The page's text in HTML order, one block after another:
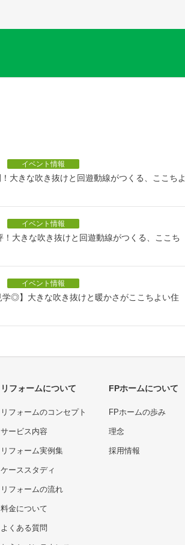
イベント情報
！大きな吹き抜けと回遊動線がつくる、ここちよ
イベント情報
！大きな吹き抜けと回遊動線がつくる、ここち
イベント情報
学◎】大きな吹き抜けと暖かさがここちよい住
リフォームについて
リフォームのコンセプト
サービス内容
リフォーム実例集
ケーススタディ
リフォームの流れ
料金について
よくある質問
FPホームについて
FPホームの歩み
理念
採用情報